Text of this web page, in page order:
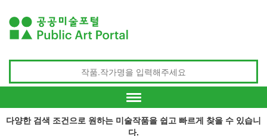
다양한 검색 조건으로 원하는 미술작품을 쉽고 빠르게 찾을 수 있습니
다.